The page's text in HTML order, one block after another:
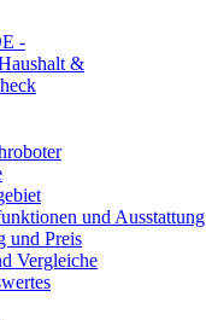
und Ausstattung
und Preis
Vergleiche